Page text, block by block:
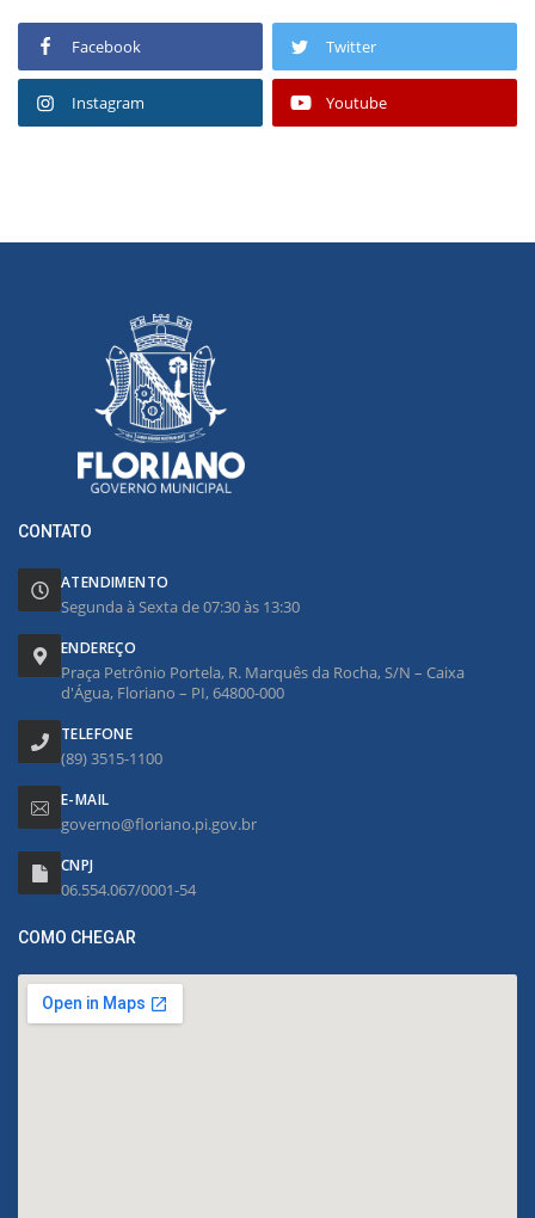
Facebook Twitter
Instagram Youtube
CONTATO
ATENDIMENTO
Segunda à Sexta de 07:30 às 13:30
ENDEREÇO
Praça Petrônio Portela, R. Marquês da Rocha, S/N – Caixa
d'Água, Floriano – PI, 64800-000
TELEFONE
(89) 3515-1100
E-MAIL
governo@floriano.pi.gov.br
CNPJ
06.554.067/0001-54
COMO CHEGAR